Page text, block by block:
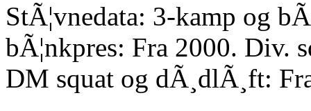
StÃ¦vnedata: 3-kamp og
bÃ¦nkpres: Fra 2000. Div.
DM squat og dÃ¸dlÃ¸ft: